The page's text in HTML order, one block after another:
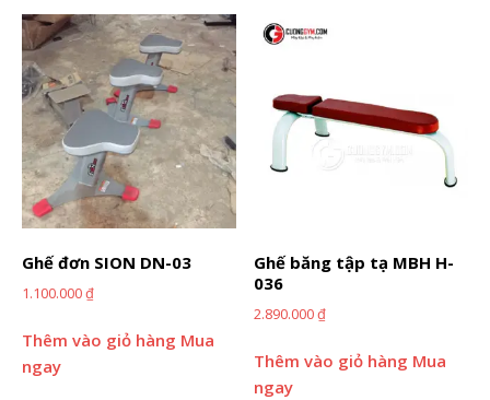
Ghế đơn SION DN-03
1.100.000₫
Thêm vào giỏ hàng Mua
ngay
Ghế băng tập tạ MBH H-
036
2.890.000₫
Thêm vào giỏ hàng Mua
ngay